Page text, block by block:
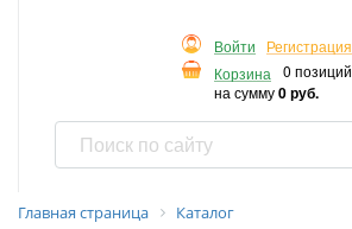
Войти
Регистрация
Корзина
0 позиций
на сумму0 руб.
Главная страница
Каталог